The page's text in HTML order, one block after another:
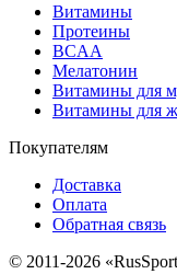
Витамины
Протеины
BCAA
Мелатонин
Витамины для
Витамины для
Покупателям
Доставка
Оплата
Обратная связь
© 2011-2026